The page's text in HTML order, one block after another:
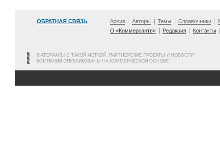
ОБРАТНАЯ СВЯЗЬ Архив Авторы Темы Справочники
О «Коммерсанте»
Редакция Контакты
МАТЕРИАЛЫ С ТАКОЙ МЕТКОЙ, ПАРТНЕРСКИЕ ПРОЕКТЫ И НОВОСТИ
КОМПАНИЙ ОПУБЛИКОВАНЫ НА КОММЕРЧЕСКОЙ ОСНОВЕ